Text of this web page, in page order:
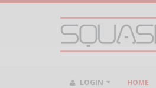
LOGIN HOME